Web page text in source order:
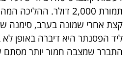
תמורת 2,000 דולר.
קצת אחרי שמונה בערב, סימנה
ליד הפסנתר היא דיברה באופן
התברר שמצבה חמור יותר מסתם